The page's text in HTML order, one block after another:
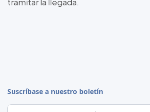
Suscríbase a nuestro boletín